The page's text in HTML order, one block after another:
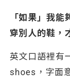
「如果」我能
穿別人的鞋，
英文口語裡有
shoes，字面